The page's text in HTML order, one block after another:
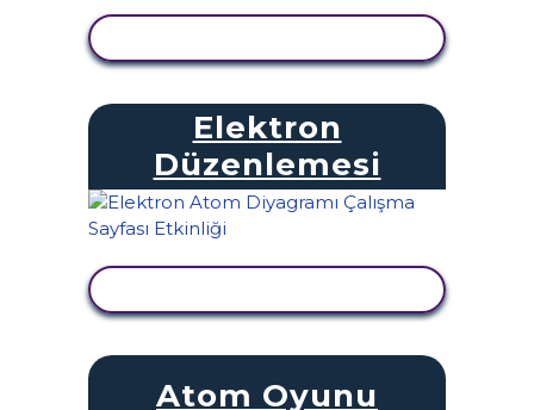
Elektron
Düzenlemesi
Atom Oyunu